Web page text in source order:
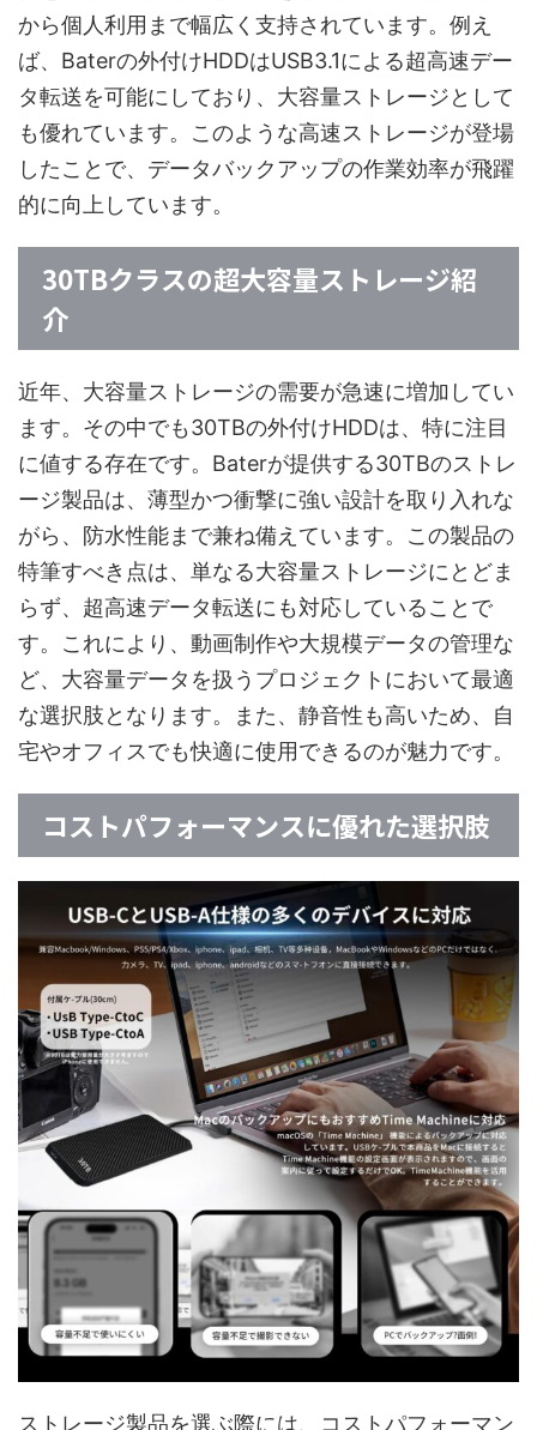
から個人利用まで幅広く支持されています。例え
ば、Baterの外付けHDDはUSB3.1による超高速デー
タ転送を可能にしており、大容量ストレージとして
も優れています。このような高速ストレージが登場
したことで、データバックアップの作業効率が飛躍
的に向上しています。
30TBクラスの超大容量ストレージ紹
介
近年、大容量ストレージの需要が急速に増加してい
ます。その中でも30TBの外付けHDDは、特に注目
に値する存在です。Baterが提供する30TBのストレ
ージ製品は、薄型かつ衝撃に強い設計を取り入れな
がら、防水性能まで兼ね備えています。この製品の
特筆すべき点は、単なる大容量ストレージにとどま
らず、超高速データ転送にも対応していることで
す。これにより、動画制作や大規模データの管理な
ど、大容量データを扱うプロジェクトにおいて最適
な選択肢となります。また、静音性も高いため、自
宅やオフィスでも快適に使用できるのが魅力です。
コストパフォーマンスに優れた選択肢
ストレージ製品を選ぶ際には、コストパフォーマン